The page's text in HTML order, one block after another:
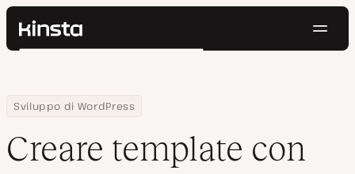
Kinsta®
Prezzi
Contatti
Cerca
Home
Centro Risorse
Blog
Sviluppo di WordPress
Creare template con Blade in WordPress: sviluppo di template
Creare template con